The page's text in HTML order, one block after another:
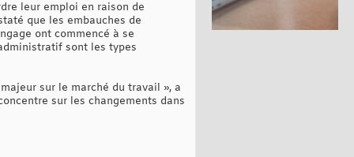
leur emploi en raison de
que les embauches de
ont commencé à se
sont les types
sur le marché du travail », a
sur les changements dans